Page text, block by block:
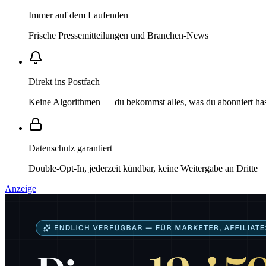
Immer auf dem Laufenden
Frische Pressemitteilungen und Branchen-News
Direkt ins Postfach
Keine Algorithmen — du bekommst alles, was du abonniert
Datenschutz garantiert
Double-Opt-In, jederzeit kündbar, keine Weitergabe an Dritte
Anzeige